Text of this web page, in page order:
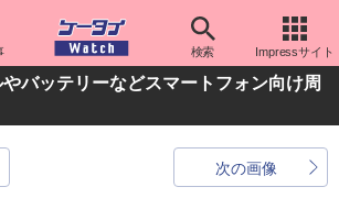
検索 Impressサイト
バッテリーなどスマートフォン向け周
次の画像